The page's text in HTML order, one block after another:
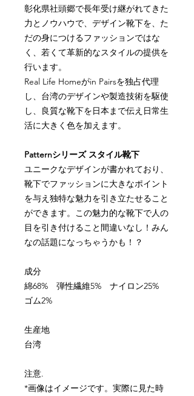
彰化県社頭郷で長年受け継がれてきた
力とノウハウで、デザイン靴下を、た
だの身につけるファッションではな
く、若くて革新的なスタイルの提供を
行います。
Real Life Homeがin Pairsを独占代理
し、台湾のデザインや製造技術を駆使
し、良質な靴下を日本まで伝え日常生
活に大きく色を加えます。
Patternシリーズ スタイル靴下
ユニークなデザインが書かれており、
靴下でファッションに大きなポイント
を与え独特な魅力を引き立たせること
ができます。この魅力的な靴下で人の
目を引き付けること間違いなし！みん
なの話題になっちゃうかも！？
成分
綿68% 弾性繊維5% ナイロン25%
ゴム2%
生産地
台湾
注意.
*画像はイメージです。実際に見た時